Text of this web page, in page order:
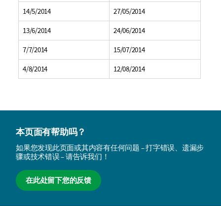
14/5/2014 27/05/2014
13/6/2014 24/06/2014
7/7/2014 15/07/2014
4/8/2014 12/08/2014
本页面有帮助吗？
如果您发现此页面或其内容有任何问题 – 打字错误、遗漏步
骤或技术错误 – 请告诉我们！
在此处留下您的反馈